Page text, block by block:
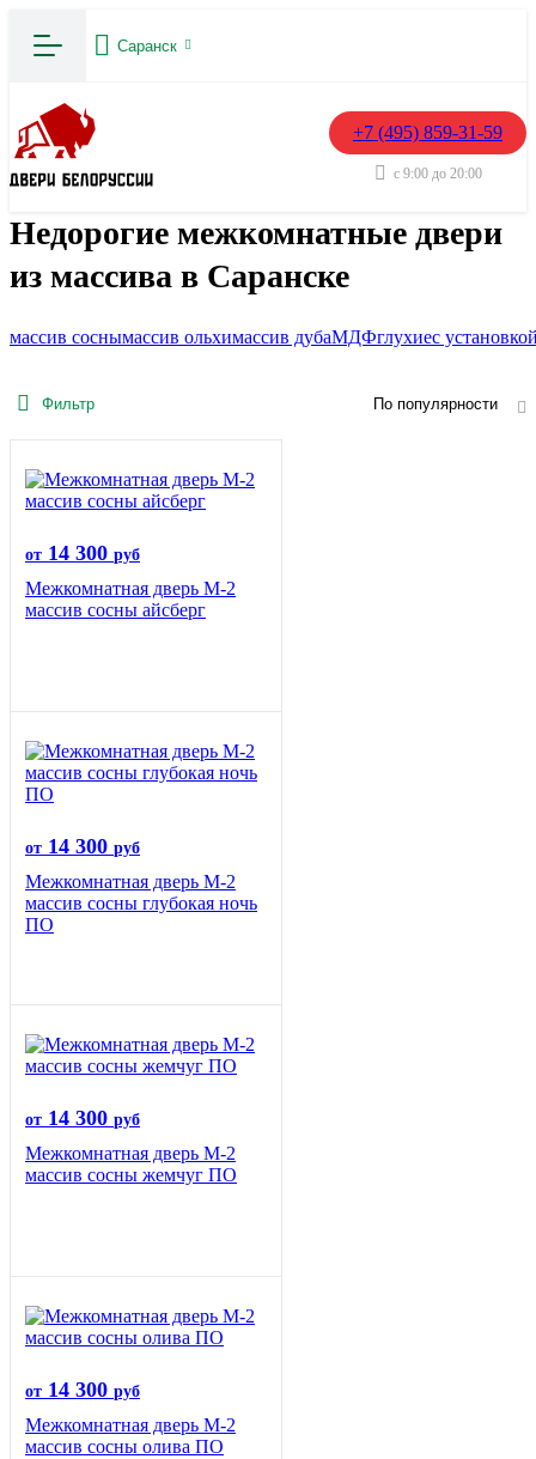
Саранск
+7 (495) 859-31-59
с 9:00 до 20:00
Недорогие межкомнатные двери
из массива в Саранске
массив соснымассив ольхимассив дубаМДФглухиес
Фильтр По популярности
от 14 300 руб
Межкомнатная дверь М-2
массив сосны айсберг
от 14 300 руб
Межкомнатная дверь М-2
массив сосны глубокая ночь
ПО
от 14 300 руб
Межкомнатная дверь М-2
массив сосны жемчуг ПО
от 14 300 руб
Межкомнатная дверь М-2
массив сосны олива ПО